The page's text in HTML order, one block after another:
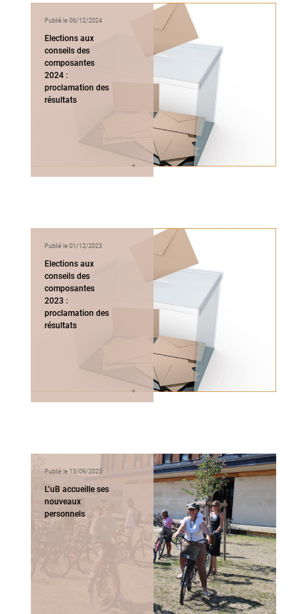
Publié le 06/12/2024
Elections aux
conseils des
composantes
2024 :
proclamation des
résultats
Publié le 01/12/2023
Elections aux
conseils des
composantes
2023 :
proclamation des
résultats
Publié le 13/09/2023
L’uB accueille ses
nouveaux
personnels